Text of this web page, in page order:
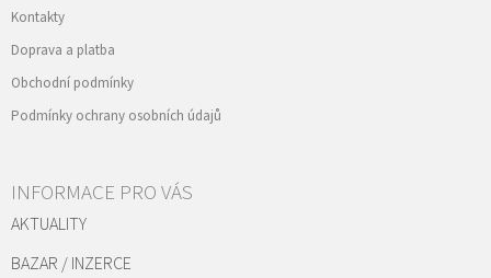
Kontakty
Doprava a platba
Obchodní podmínky
Podmínky ochrany osobních údajů
INFORMACE PRO VÁS
AKTUALITY
BAZAR / INZERCE